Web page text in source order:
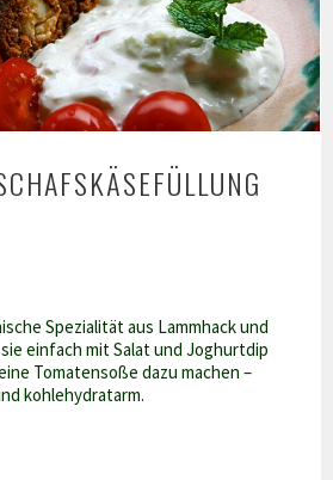
Spezialität aus Lammhack und
einfach mit Salat und Joghurtdip
Tomatensoße dazu machen –
kohlehydratarm.